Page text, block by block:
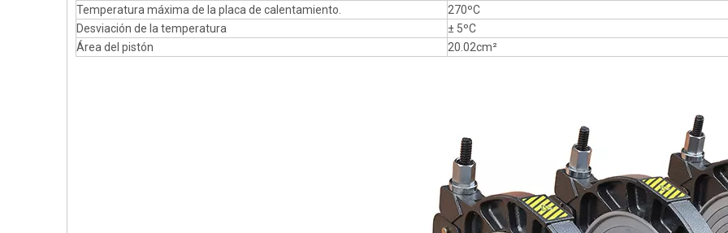
Temperatura máxima de la placa de calentamiento.
270ºC
Desviación de la temperatura
± 5ºC
Área del pistón
20.02cm²